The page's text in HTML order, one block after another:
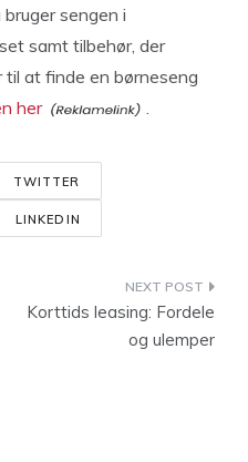
sengen i
samt tilbehør, der
til at finde en børneseng
her .
TWITTER
LINKEDIN
Korttids leasing: Fordele
og ulemper